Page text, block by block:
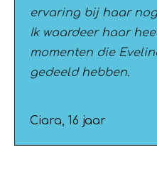
ervaring bij haar
Ik waardeer haar
momenten die
gedeeld hebben.
Ciara, 16 jaar